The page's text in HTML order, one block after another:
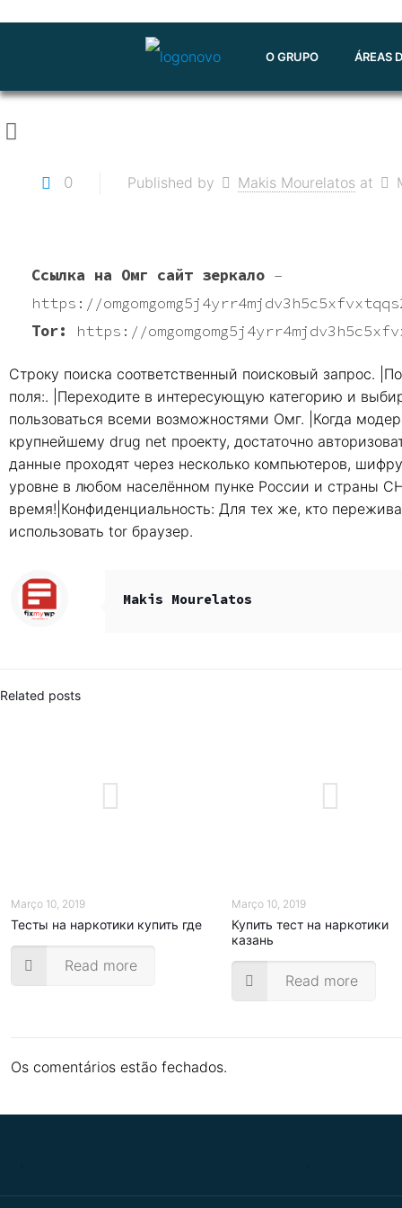
O GRUPO ÁREAS
0 Published by Makis Mourelatos at
Ссылка на Омг сайт зеркало–
https://
Tor:
https://
Строку поиска соответственный поисковый запрос.
поля:. |Переходите в интересующую категорию и
пользоваться всеми возможностями Омг. |Когда
крупнейшему drug net проекту, достаточно
данные проходят через несколько компьютеров,
уровне в любом населённом пунке России и страны
время!|Конфиденциальность: Для тех же, кто
использовать tor браузер.
Makis Mourelatos
Related posts
Março 10, 2019
Тесты на наркотики купить где
Read more
Março 10, 2019
Купить тест на наркотики
казань
Read more
Os comentários estão fechados.